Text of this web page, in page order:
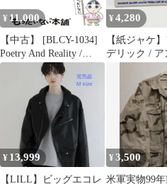
¥ 11,000
【中古】 [BLCY-1034]
Poetry And Reality /
Banda Bassotti / Two
Children Records
¥4,280
【紙ジャケ
デリック / ア
ジャム・ウォ
¥ 13,999
【LILL】ビッグエコレ
¥3,500
米軍実物99